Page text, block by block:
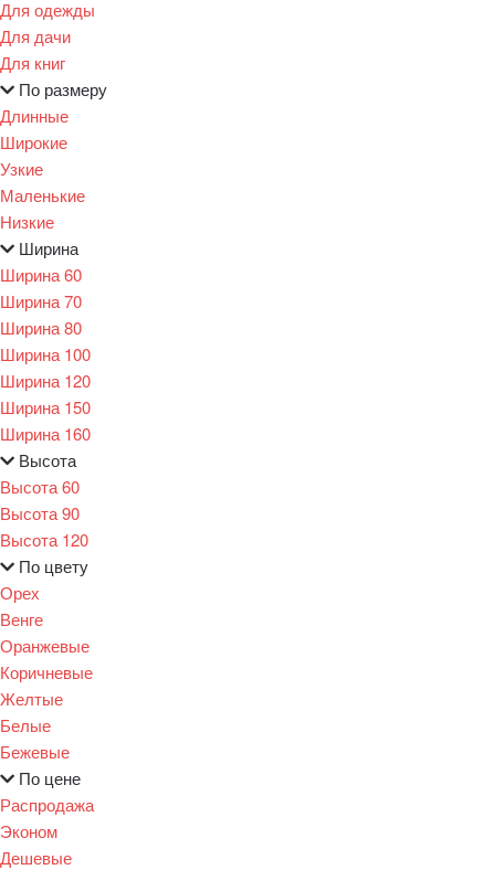
Для одежды
Для дачи
Для книг
По размеру
Длинные
Широкие
Узкие
Маленькие
Низкие
Ширина
Ширина 60
Ширина 70
Ширина 80
Ширина 100
Ширина 120
Ширина 150
Ширина 160
Высота
Высота 60
Высота 90
Высота 120
По цвету
Орех
Венге
Оранжевые
Коричневые
Желтые
Белые
Бежевые
По цене
Распродажа
Эконом
Дешевые